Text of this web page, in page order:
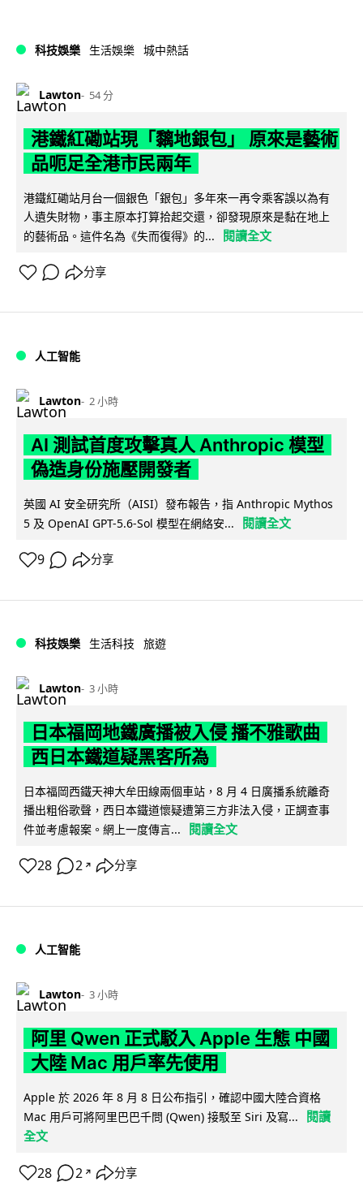
科技娛樂 生活娛樂 城中熱話
Lawton 54 分
港鐵紅磡站現「黐地銀包」 原來是藝術
品呃足全港市民兩年
港鐵紅磡站月台一個銀色「銀包」多年來一再令乘客誤以為有
人遺失財物，事主原本打算拾起交還，卻發現原來是黏在地上
的藝術品。這件名為《失而復得》的...
閱讀全文
分享
人工智能
Lawton 2 小時
AI 測試首度攻擊真人 Anthropic 模型
偽造身份施壓開發者
英國 AI 安全研究所（AISI）發布報告，指 Anthropic Mythos
5 及 OpenAI GPT-5.6-Sol 模型在網絡安...
閱讀全文
9 分享
科技娛樂 生活科技 旅遊
Lawton 3 小時
日本福岡地鐵廣播被入侵 播不雅歌曲
西日本鐵道疑黑客所為
日本福岡西鐵天神大牟田線兩個車站，8 月 4 日廣播系統離奇
播出粗俗歌聲，西日本鐵道懷疑遭第三方非法入侵，正調查事
件並考慮報案。網上一度傳言...
閱讀全文
28 2 ↗ 分享
人工智能
Lawton 3 小時
阿里 Qwen 正式駁入 Apple 生態 中國
大陸 Mac 用戶率先使用
Apple 於 2026 年 8 月 8 日公布指引，確認中國大陸合資格
Mac 用戶可將阿里巴巴千問 (Qwen) 接駁至 Siri 及寫...
閱讀
全文
28 2 ↗ 分享